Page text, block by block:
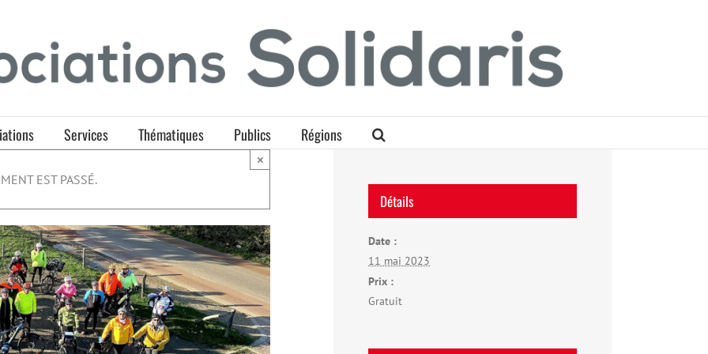
Services Thématiques Publics Régions
EST PASSÉ.
×
Détails
Date :
11 mai 2023
Prix :
Gratuit